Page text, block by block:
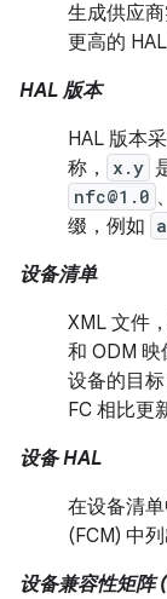
生成供应
更高的
HAL 版本
HAL 版本
称，
x.y
nfc@1.0 、
缀，例如
设备清单
XML 文件
和 ODM
设备的目
FC 相比更
设备 HAL
在设备清
(FCM) 中列
设备兼容性矩阵